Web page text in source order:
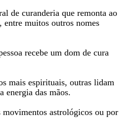
de curanderia que remonta ao
muitos outros nomes
recebe um dom de cura
mais espirituais, outras lidam
energia das mãos.
movimentos astrológicos ou por